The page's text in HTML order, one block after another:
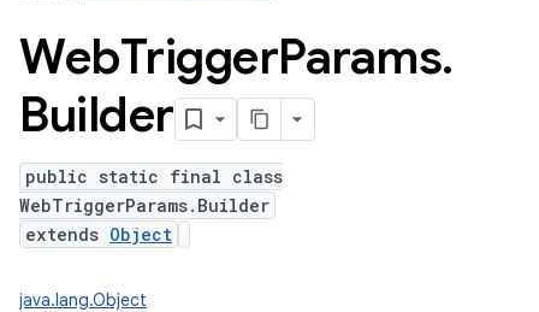
WebTriggerParams.
Builder
public static final class
WebTriggerParams.Builder
extends Object
java.lang.Object